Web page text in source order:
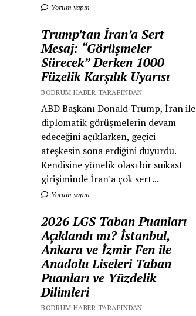
Yorum yapın
Trump’tan İran’a Sert
Mesaj: “Görüşmeler
Sürecek” Derken 1000
Füzelik Karşılık Uyarısı
BODRUM HABER TARAFINDAN
ABD Başkanı Donald Trump, İran ile
diplomatik görüşmelerin devam
edeceğini açıklarken, geçici
ateşkesin sona erdiğini duyurdu.
Kendisine yönelik olası bir suikast
girişiminde İran'a çok sert...
Yorum yapın
2026 LGS Taban Puanları
Açıklandı mı? İstanbul,
Ankara ve İzmir Fen ile
Anadolu Liseleri Taban
Puanları ve Yüzdelik
Dilimleri
BODRUM HABER TARAFINDAN